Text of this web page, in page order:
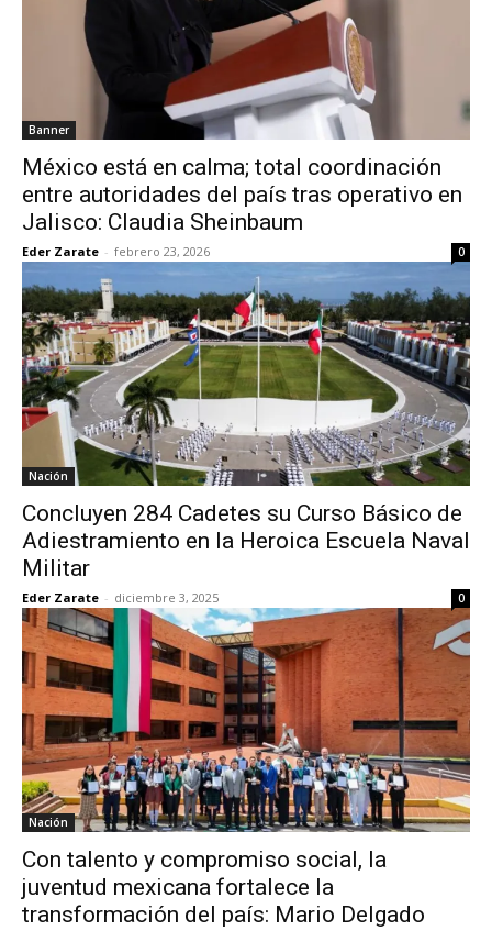
Banner
México está en calma; total coordinación
entre autoridades del país tras operativo en
Jalisco: Claudia Sheinbaum
Eder Zarate - febrero 23, 2026 0
Nación
Concluyen 284 Cadetes su Curso Básico de
Adiestramiento en la Heroica Escuela Naval
Militar
Eder Zarate - diciembre 3, 2025 0
Nación
Con talento y compromiso social, la
juventud mexicana fortalece la
transformación del país: Mario Delgado